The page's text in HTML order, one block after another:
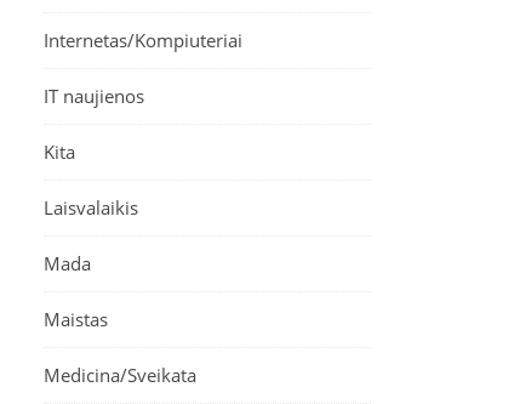
Internetas/Kompiuteriai
IT naujienos
Kita
Laisvalaikis
Mada
Maistas
Medicina/Sveikata